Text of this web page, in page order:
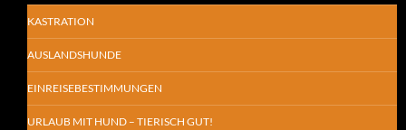
KASTRATION
AUSLANDSHUNDE
EINREISEBESTIMMUNGEN
URLAUB MIT HUND – TIERISCH GUT!